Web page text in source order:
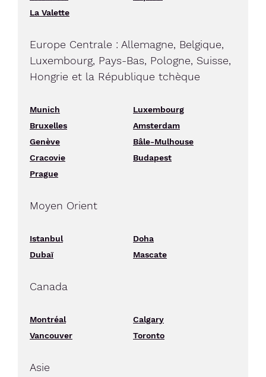
La Valette
Europe Centrale : Allemagne, Belgique,
Luxembourg, Pays-Bas, Pologne, Suisse,
Hongrie et la République tchèque
Munich
Luxembourg
Bruxelles
Amsterdam
Genève
Bâle-Mulhouse
Cracovie
Budapest
Prague
Moyen Orient
Istanbul
Doha
Dubaï
Mascate
Canada
Montréal
Calgary
Vancouver
Toronto
Asie